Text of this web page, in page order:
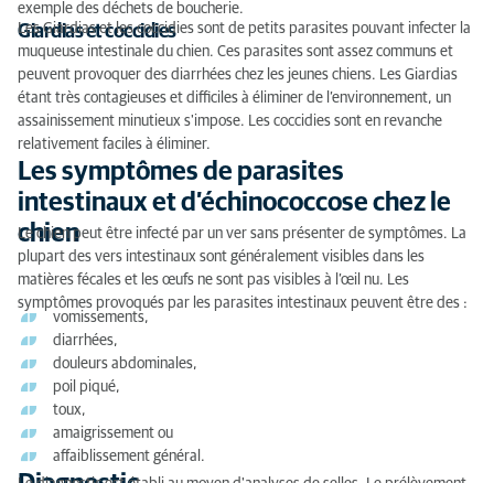
exemple des déchets de boucherie.
Giardias et coccidies
Les Giardias et les coccidies sont de petits parasites pouvant infecter la
muqueuse intestinale du chien. Ces parasites sont assez communs et
peuvent provoquer des diarrhées chez les jeunes chiens. Les Giardias
étant très contagieuses et difficiles à éliminer de l’environnement, un
assainissement minutieux s'impose. Les coccidies sont en revanche
relativement faciles à éliminer.
Les symptômes de parasites
intestinaux et d’échinococcose chez le
chien
Le chien peut être infecté par un ver sans présenter de symptômes. La
plupart des vers intestinaux sont généralement visibles dans les
matières fécales et les œufs ne sont pas visibles à l’œil nu. Les
symptômes provoqués par les parasites intestinaux peuvent être des :
vomissements,
diarrhées,
douleurs abdominales,
poil piqué,
toux,
amaigrissement ou
affaiblissement général.